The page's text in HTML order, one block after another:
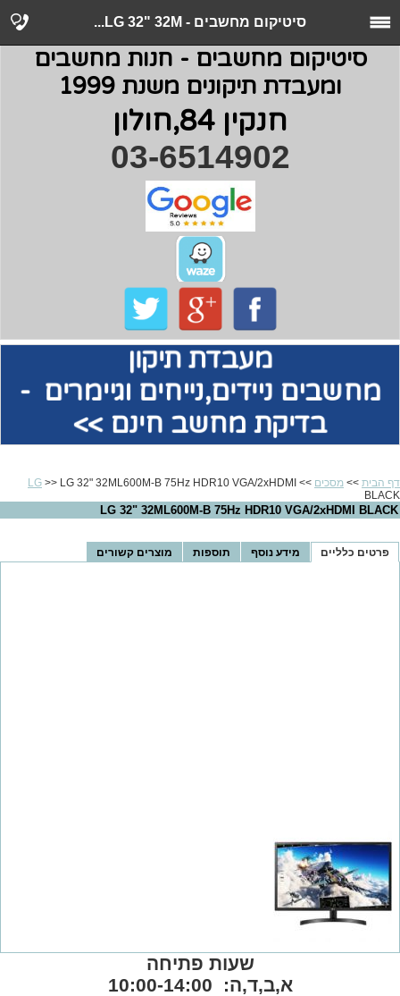
סיטיקום מחשבים - LG 32" 32M...
סיטיקום מחשבים - חנות מחשבים
ומעבדת תיקונים משנת 1999
חנקין 84,חולון
03-6514902
מעבדת תיקון
מחשביםניידים,נייחים וגיימרים -
בדיקת מחשב חינם >>
דף הבית >> מסכים >>
LG >> LG 32" 32ML600M-B 75Hz HDR10 VGA/2xHDMI
BLACK
LG 32" 32ML600M-B 75Hz HDR10 VGA/2xHDMI BLACK
פרטים כלליים מידע נוסף תוספות מוצרים קשורים
שעות פתיחה
א,ב,ד,ה: 10:00-14:00